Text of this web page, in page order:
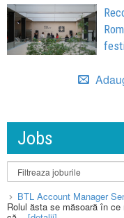
Jobs
BTL Account Manager
Rolul ăsta se măsoară în